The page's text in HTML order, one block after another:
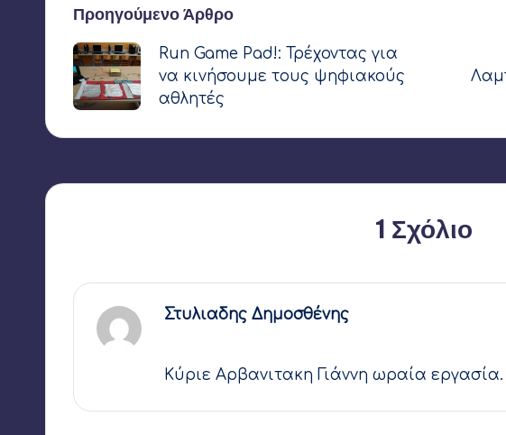
Πλοήγηση
δημοσιεύσεων
Προηγούμενο Άρθρο
Run Game Pad!: Τρέχοντας για
να κινήσουμε τους ψηφιακούς
αθλητές
1 Σχόλιο
Στυλιαδης Δημοσθένης
Κύριε Αρβανιτακη Γιάννη ωραία εργασία.